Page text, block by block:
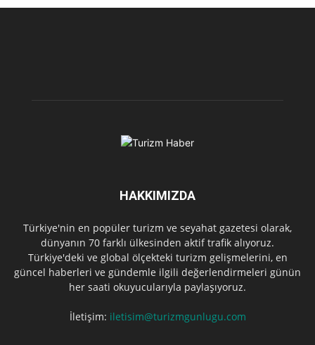
HAKKIMIZDA
Türkiye'nin en popüler turizm ve seyahat gazetesi olarak,
dünyanın 70 farklı ülkesinden aktif trafik alıyoruz.
Türkiye'deki ve global ölçekteki turizm gelişmelerini, en
güncel haberleri ve gündemle ilgili değerlendirmeleri günün
her saati okuyucularıyla paylaşıyoruz.
İletişim: iletisim@turizmgunlugu.com